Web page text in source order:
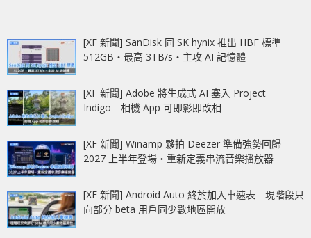
[XF 新聞] SanDisk 同 SK hynix 推出 HBF 標準
512GB‧最高 3TB/s‧主攻 AI 記憶體
[XF 新聞] Adobe 將生成式 AI 塞入 Project
Indigo 相機 App 可即影即改相
[XF 新聞] Winamp 夥拍 Deezer 準備強勢回歸
2027 上半年登場‧重新定義串流音樂播放器
[XF 新聞] Android Auto 終於加入車速表 現階段只
向部分 beta 用戶同少數地區開放